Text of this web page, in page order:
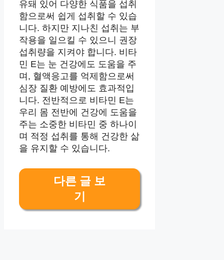
유돼 있어 다양한 식품을 섭취
함으로써 쉽게 섭취할 수 있습
니다. 하지만 지나친 섭취는 부
작용을 일으킬 수 있으니 권장
섭취량을 지켜야 합니다. 비타
민 E는 눈 건강에도 도움을 주
며, 혈액응고를 억제함으로써
심장 질환 예방에도 효과적입
니다. 전반적으로 비타민 E는
우리 몸 전반에 건강에 도움을
주는 소중한 비타민 중 하나이
며 적정 섭취를 통해 건강한 삶
을 유지할 수 있습니다.
다른 글 보
기